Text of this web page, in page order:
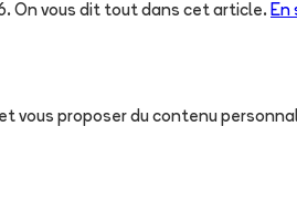
On vous dit tout dans cet article. En
vous proposer du contenu